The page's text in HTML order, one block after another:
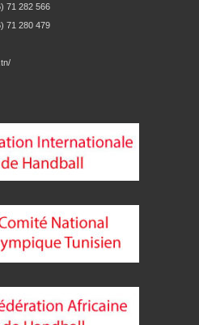
71 282 566
71 280 479